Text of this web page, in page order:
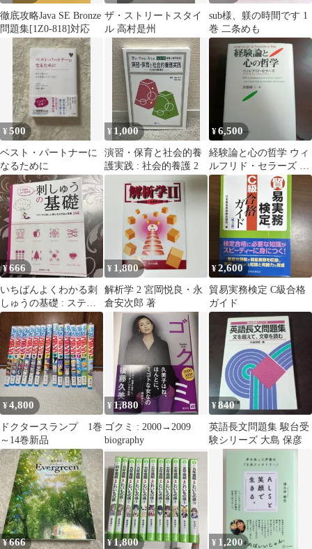
徹底攻略Java SE Bronze
問題集[1Z0-818]対応
ザ・ストリートスタイ
ル 高村是州
sub様、躾の時間です 1
巻 二条めも
¥500
ベスト・パートナーに
なるために
¥1,000
演習・保育と社会的養
護実践 : 社会的養護 2
¥6,500
経験論と心の哲学 ウィ
ルフリド・セラーズ 岩
波書店
¥666
いちばんよくわかる刺
しゅうの基礎 : ステッ
チの詳しい刺し方と作
品&図案350…
¥ 1,800
解析学 2 宮岡悦良・永
倉安次郎 著
¥2,600
貿易実務検定 C級合格
ガイド
¥4,800
ドクタースランプ 1巻
～14巻新品
¥1,880
ゴクミ : 2000→2009
biography
¥840
英語長文問題集 駿台受
験シリーズ 大島 保彦
¥666 ¥1,800 ¥ 1,200